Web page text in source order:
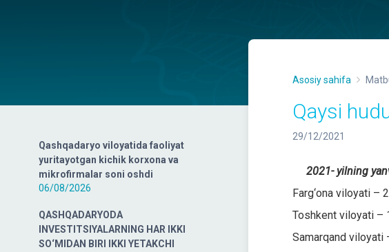
Qashqadaryo viloyatida faoliyat
yuritayotgan kichik korxona va
mikrofirmalar soni oshdi
06/08/2026
QASHQADARYODA
INVESTITSIYALARNING HAR IKKI
SO‘MIDAN BIRI IKKI YETAKCHI
Asosiy sahifa
Qaysi
29/12/2021
2021-yilning
Farg‘ona viloyati –
Toshkent viloyati –
Samarqand viloyati